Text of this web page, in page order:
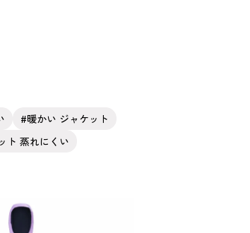
暖かい ジャケット
ト 蒸れにくい